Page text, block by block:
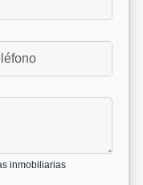
inmobiliarias